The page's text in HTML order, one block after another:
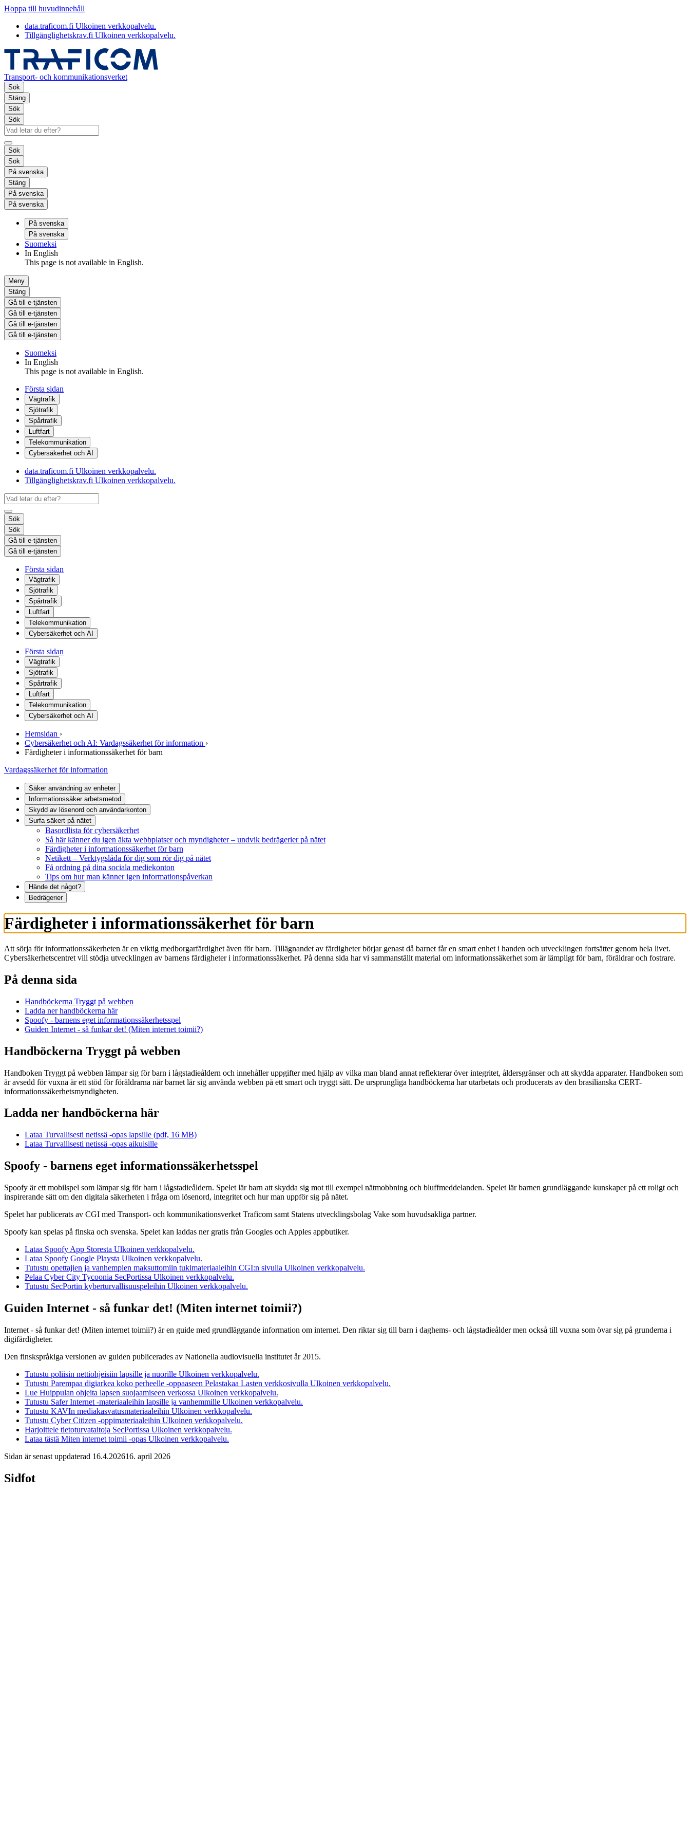
Hoppa till huvudinnehåll
data.traficom.fi Ulkoinen verkkopalvelu.
Tillgänglighetskrav.fi Ulkoinen verkkopalvelu.
Transport- och kommunikationsverket
Sök
Stäng
Sök
Sök
Sök
Sök
På svenska
Stäng
På svenska
På svenska
På svenska
På svenska
Suomeksi
In English
This page is not available in English.
Meny
Stäng
Gå till e-tjänsten
Gå till e-tjänsten
Gå till e-tjänsten
Gå till e-tjänsten
Suomeksi
In English
This page is not available in English.
Första sidan
Vägtrafik
Sjötrafik
Spårtrafik
Luftfart
Telekommunikation
Cybersäkerhet och AI
data.traficom.fi Ulkoinen verkkopalvelu.
Tillgänglighetskrav.fi Ulkoinen verkkopalvelu.
Sök
Sök
Gå till e-tjänsten
Gå till e-tjänsten
Första sidan
Vägtrafik
Sjötrafik
Spårtrafik
Luftfart
Telekommunikation
Cybersäkerhet och AI
Första sidan
Vägtrafik
Sjötrafik
Spårtrafik
Luftfart
Telekommunikation
Cybersäkerhet och AI
Hemsidan ›
Cybersäkerhet och AI: Vardagssäkerhet för information ›
Färdigheter i informationssäkerhet för barn
Vardagssäkerhet för information
Säker användning av enheter
Informationssäker arbetsmetod
Skydd av lösenord och användarkonton
Surfa säkert på nätet
Basordlista för cybersäkerhet
Så här känner du igen äkta webbplatser och myndigheter – undvik bedrägerier på nätet
Färdigheter i informationssäkerhet för barn
Netikett – Verktygslåda för dig som rör dig på nätet
Få ordning på dina sociala mediekonton
Tips om hur man känner igen informationspåverkan
Hände det något?
Bedrägerier
Färdigheter i informationssäkerhet för barn
Att sörja för informationssäkerheten är en viktig medborgarfärdighet även för barn. Tillägnandet av färdigheter börjar genast då barnet får en smart enhet i handen och utvecklingen fortsätter genom hela livet.
Cybersäkerhetscentret vill stödja utvecklingen av barnens färdigheter i informationssäkerhet. På denna sida har vi sammanställt material om informationssäkerhet som är lämpligt för barn, föräldrar och fostrare.
På denna sida
Handböckerna Tryggt på webben
Ladda ner handböckerna här
Spoofy - barnens eget informationssäkerhetsspel
Guiden Internet - så funkar det! (Miten internet toimii?)
Handböckerna Tryggt på webben
Handboken Tryggt på webben lämpar sig för barn i lågstadieåldern och innehåller uppgifter med hjälp av vilka man bland annat reflekterar över integritet, åldersgränser och att skydda apparater. Handboken som
är avsedd för vuxna är ett stöd för föräldrarna när barnet lär sig använda webben på ett smart och tryggt sätt. De ursprungliga handböckerna har utarbetats och producerats av den brasilianska CERT-
informationssäkerhetsmyndigheten.
Ladda ner handböckerna här
Lataa Turvallisesti netissä -opas lapsille (pdf, 16 MB)
Lataa Turvallisesti netissä -opas aikuisille
Spoofy - barnens eget informationssäkerhetsspel
Spoofy är ett mobilspel som lämpar sig för barn i lågstadieåldern. Spelet lär barn att skydda sig mot till exempel nätmobbning och bluffmeddelanden. Spelet lär barnen grundläggande kunskaper på ett roligt och
inspirerande sätt om den digitala säkerheten i fråga om lösenord, integritet och hur man uppför sig på nätet.
Spelet har publicerats av CGI med Transport- och kommunikationsverket Traficom samt Statens utvecklingsbolag Vake som huvudsakliga partner.
Spoofy kan spelas på finska och svenska. Spelet kan laddas ner gratis från Googles och Apples appbutiker.
Lataa Spoofy App Storesta Ulkoinen verkkopalvelu.
Lataa Spoofy Google Playsta Ulkoinen verkkopalvelu.
Tutustu opettajien ja vanhempien maksuttomiin tukimateriaaleihin CGI:n sivulla Ulkoinen verkkopalvelu.
Pelaa Cyber City Tycoonia SecPortissa Ulkoinen verkkopalvelu.
Tutustu SecPortin kyberturvallisuuspeleihin Ulkoinen verkkopalvelu.
Guiden Internet - så funkar det! (Miten internet toimii?)
Internet - så funkar det! (Miten internet toimii?) är en guide med grundläggande information om internet. Den riktar sig till barn i daghems- och lågstadieålder men också till vuxna som övar sig på grunderna i
digifärdigheter.
Den finskspråkiga versionen av guiden publicerades av Nationella audiovisuella institutet år 2015.
Tutustu poliisin nettiohjeisiin lapsille ja nuorille Ulkoinen verkkopalvelu.
Tutustu Parempaa digiarkea koko perheelle -oppaaseen Pelastakaa Lasten verkkosivulla Ulkoinen verkkopalvelu.
Lue Huippulan ohjeita lapsen suojaamiseen verkossa Ulkoinen verkkopalvelu.
Tutustu Safer Internet -materiaaleihin lapsille ja vanhemmille Ulkoinen verkkopalvelu.
Tutustu KAVIn mediakasvatusmateriaaleihin Ulkoinen verkkopalvelu.
Tutustu Cyber Citizen -oppimateriaaleihin Ulkoinen verkkopalvelu.
Harjoittele tietoturvataitoja SecPortissa Ulkoinen verkkopalvelu.
Lataa tästä Miten internet toimii -opas Ulkoinen verkkopalvelu.
Sidan är senast uppdaterad 16.4.202616. april 2026
Sidfot